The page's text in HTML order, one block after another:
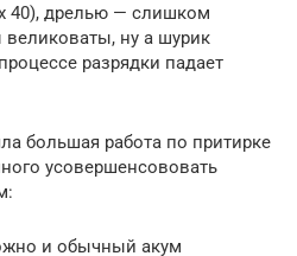
40), дрелью — слишком
ну а шурик
разрядки падает
большая работа по притирке
усовершенсововать
и обычный акум